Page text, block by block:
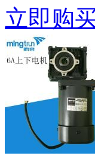
立即购